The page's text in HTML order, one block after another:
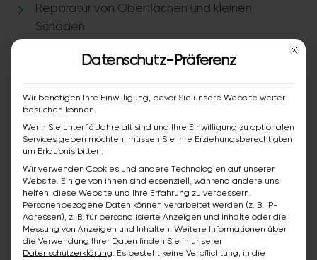
Reparatur von Oberflächen und kleinen
Schäden
Dein Profil und was wir erwarten
Eine Ausbildung als Maler/Lackierer ist von
Vorteil, aber kein Muss
Mehrjährige Berufserfahrung im handwerklichen
Bereich
Du bist im Besitz eines Führerscheins Klasse B
Deine Deutschkenntnisse ermöglichen es dir, mit
Mit
Datenschutz-Präferenz
Wir benötigen Ihre Einwilligung, bevor Sie unsere Website weiter
besuchen können.
Wenn Sie unter 16 Jahre alt sind und Ihre Einwilligung zu optionalen
Services geben möchten, müssen Sie Ihre Erziehungsberechtigten
um Erlaubnis bitten.
Wir verwenden Cookies und andere Technologien auf unserer
Website. Einige von ihnen sind essenziell, während andere uns
helfen, diese Website und Ihre Erfahrung zu verbessern.
Personenbezogene Daten können verarbeitet werden (z. B. IP-
Adressen), z. B. für personalisierte Anzeigen und Inhalte oder die
Messung von Anzeigen und Inhalten. Weitere Informationen über
die Verwendung Ihrer Daten finden Sie in unserer
Datenschutzerklärung. Es besteht keine Verpflichtung, in die